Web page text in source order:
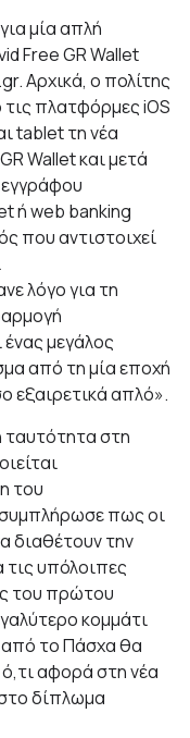
μία απλή
Free GR Wallet
Αρχικά, ο πολίτης
πλατφόρμες iOS
tablet τη νέα
Wallet και μετά
εγγράφου
ή web banking
που αντιστοιχεί
λόγο για τη
μεγάλος
από τη μία εποχή
εξαιρετικά απλό».
ταυτότητα στη
του
συμπλήρωσε πως οι
διαθέτουν την
τις υπόλοιπες
του πρώτου
κομμάτι
από το Πάσχα θα
ό,τι αφορά στη νέα
δίπλωμα